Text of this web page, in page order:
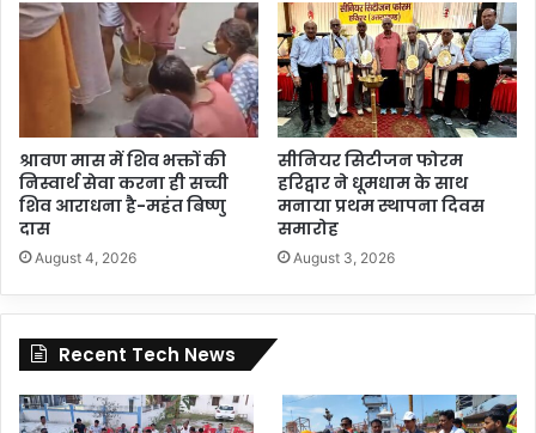
श्रावण मास में शिव भक्तों की
निस्वार्थ सेवा करना ही सच्ची
शिव आराधना है-महंत बिष्णु
दास
August 4, 2026
सीनियर सिटीजन फोरम
हरिद्वार ने धूमधाम के साथ
मनाया प्रथम स्थापना दिवस
समारोह
August 3, 2026
Recent Tech News